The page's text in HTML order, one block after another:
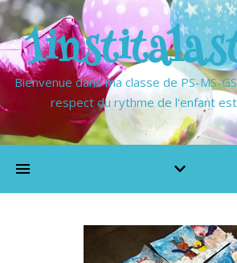
Bienvenue dans ma classe de PS-MS-
respect du rythme de l'enfant